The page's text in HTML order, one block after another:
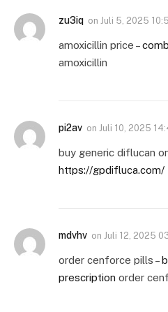
zu3iq on Juli 5, 2025
amoxicillin price –
amoxicillin
pi2av on Juli 10, 2025
buy generic diflucan
https://gpdifluca.com/
mdvhv on Juli 12, 2025
order cenforce pills –
prescription order